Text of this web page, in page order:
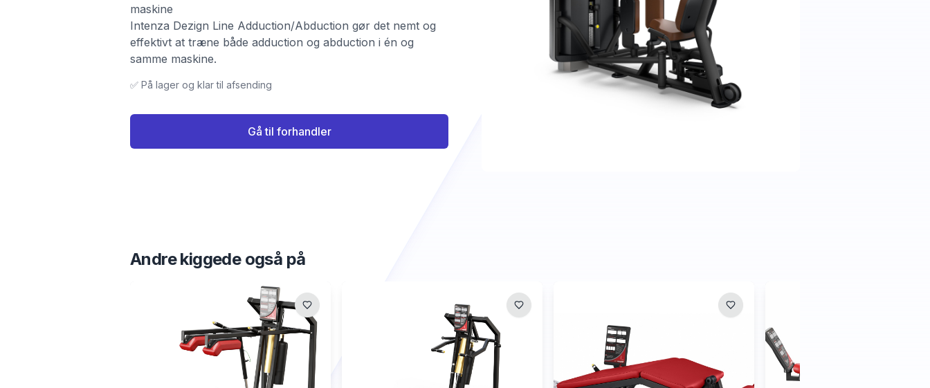
maskine
Intenza Dezign Line Adduction/Abduction gør det nemt og
effektivt at træne både adduction og abduction i én og
samme maskine.
✅ På lager og klar til afsending
Gå til forhandler
Andre kiggede også på